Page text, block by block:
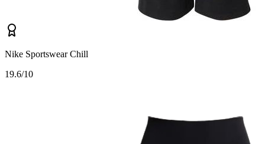
Nike Sportswear Chill
19.6/10